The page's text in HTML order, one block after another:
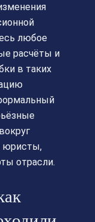
любое
расчёты и
в таких
юристы,
отрасли.